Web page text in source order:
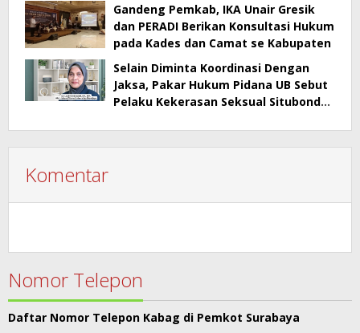
Gandeng Pemkab, IKA Unair Gresik
dan PERADI Berikan Konsultasi Hukum
pada Kades dan Camat se Kabupaten
Selain Diminta Koordinasi Dengan
Jaksa, Pakar Hukum Pidana UB Sebut
Pelaku Kekerasan Seksual Situbondo
Komentar
Nomor Telepon
Daftar Nomor Telepon Kabag di Pemkot Surabaya